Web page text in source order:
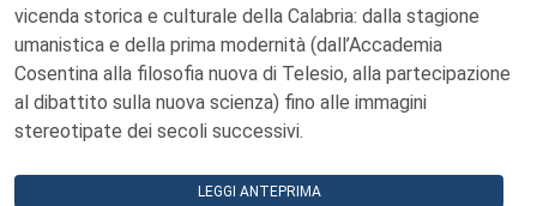
vicenda storica e culturale della Calabria: dalla stagione
umanistica e della prima modernità (dall’Accademia
Cosentina alla filosofia nuova di Telesio, alla partecipazione
al dibattito sulla nuova scienza) fino alle immagini
stereotipate dei secoli successivi.
LEGGI ANTEPRIMA